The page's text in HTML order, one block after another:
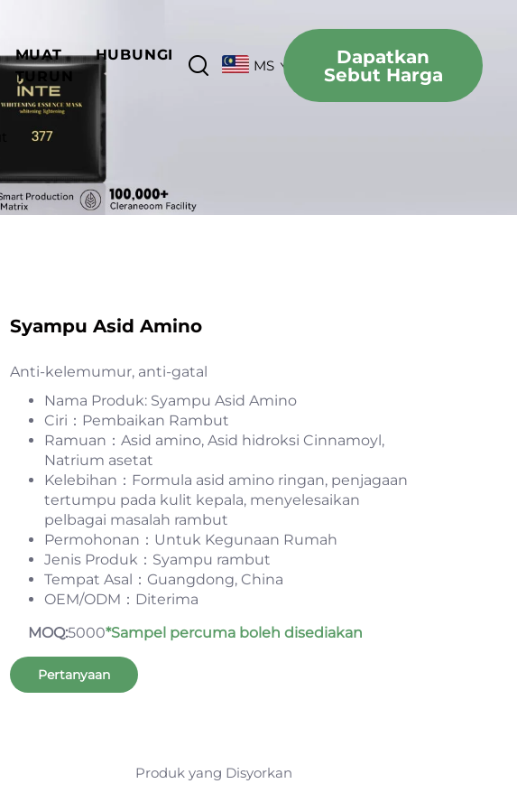
MUAT
TURUN
HUBUNGI
MS
Dapatkan
Sebut Harga
Syampu Asid Amino
Anti-kelemumur, anti-gatal
Nama Produk: Syampu Asid Amino
Ciri：Pembaikan Rambut
Ramuan：Asid amino, Asid hidroksi Cinnamoyl,
Natrium asetat
Kelebihan：Formula asid amino ringan, penjagaan
tertumpu pada kulit kepala, menyelesaikan
pelbagai masalah rambut
Permohonan：Untuk Kegunaan Rumah
Jenis Produk：Syampu rambut
Tempat Asal：Guangdong, China
OEM/ODM：Diterima
MOQ:5000*Sampel percuma boleh disediakan
Pertanyaan
Produk yang Disyorkan